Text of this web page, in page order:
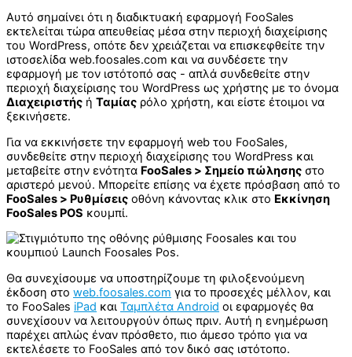
Αυτό σημαίνει ότι η διαδικτυακή εφαρμογή FooSales
εκτελείται τώρα απευθείας μέσα στην περιοχή διαχείρισης
του WordPress, οπότε δεν χρειάζεται να επισκεφθείτε την
ιστοσελίδα web.foosales.com και να συνδέσετε την
εφαρμογή με τον ιστότοπό σας - απλά συνδεθείτε στην
περιοχή διαχείρισης του WordPress ως χρήστης με το όνομα
Διαχειριστής ή Ταμίας ρόλο χρήστη, και είστε έτοιμοι να
ξεκινήσετε.
Για να εκκινήσετε την εφαρμογή web του FooSales,
συνδεθείτε στην περιοχή διαχείρισης του WordPress και
μεταβείτε στην ενότητα FooSales > Σημείο πώλησης στο
αριστερό μενού. Μπορείτε επίσης να έχετε πρόσβαση από το
FooSales > Ρυθμίσεις οθόνη κάνοντας κλικ στο Εκκίνηση
FooSales POS κουμπί.
Θα συνεχίσουμε να υποστηρίζουμε τη φιλοξενούμενη
έκδοση στο web.foosales.com για το προσεχές μέλλον, και
το FooSales iPad και Ταμπλέτα Android οι εφαρμογές θα
συνεχίσουν να λειτουργούν όπως πριν. Αυτή η ενημέρωση
παρέχει απλώς έναν πρόσθετο, πιο άμεσο τρόπο για να
εκτελέσετε το FooSales από τον δικό σας ιστότοπο.